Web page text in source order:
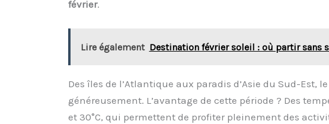
février.
Lire également Destination février soleil : où partir sans
Des îles de l’Atlantique aux paradis d’Asie du Sud-Est,
généreusement. L’avantage de cette période ? Des
et 30°C, qui permettent de profiter pleinement des